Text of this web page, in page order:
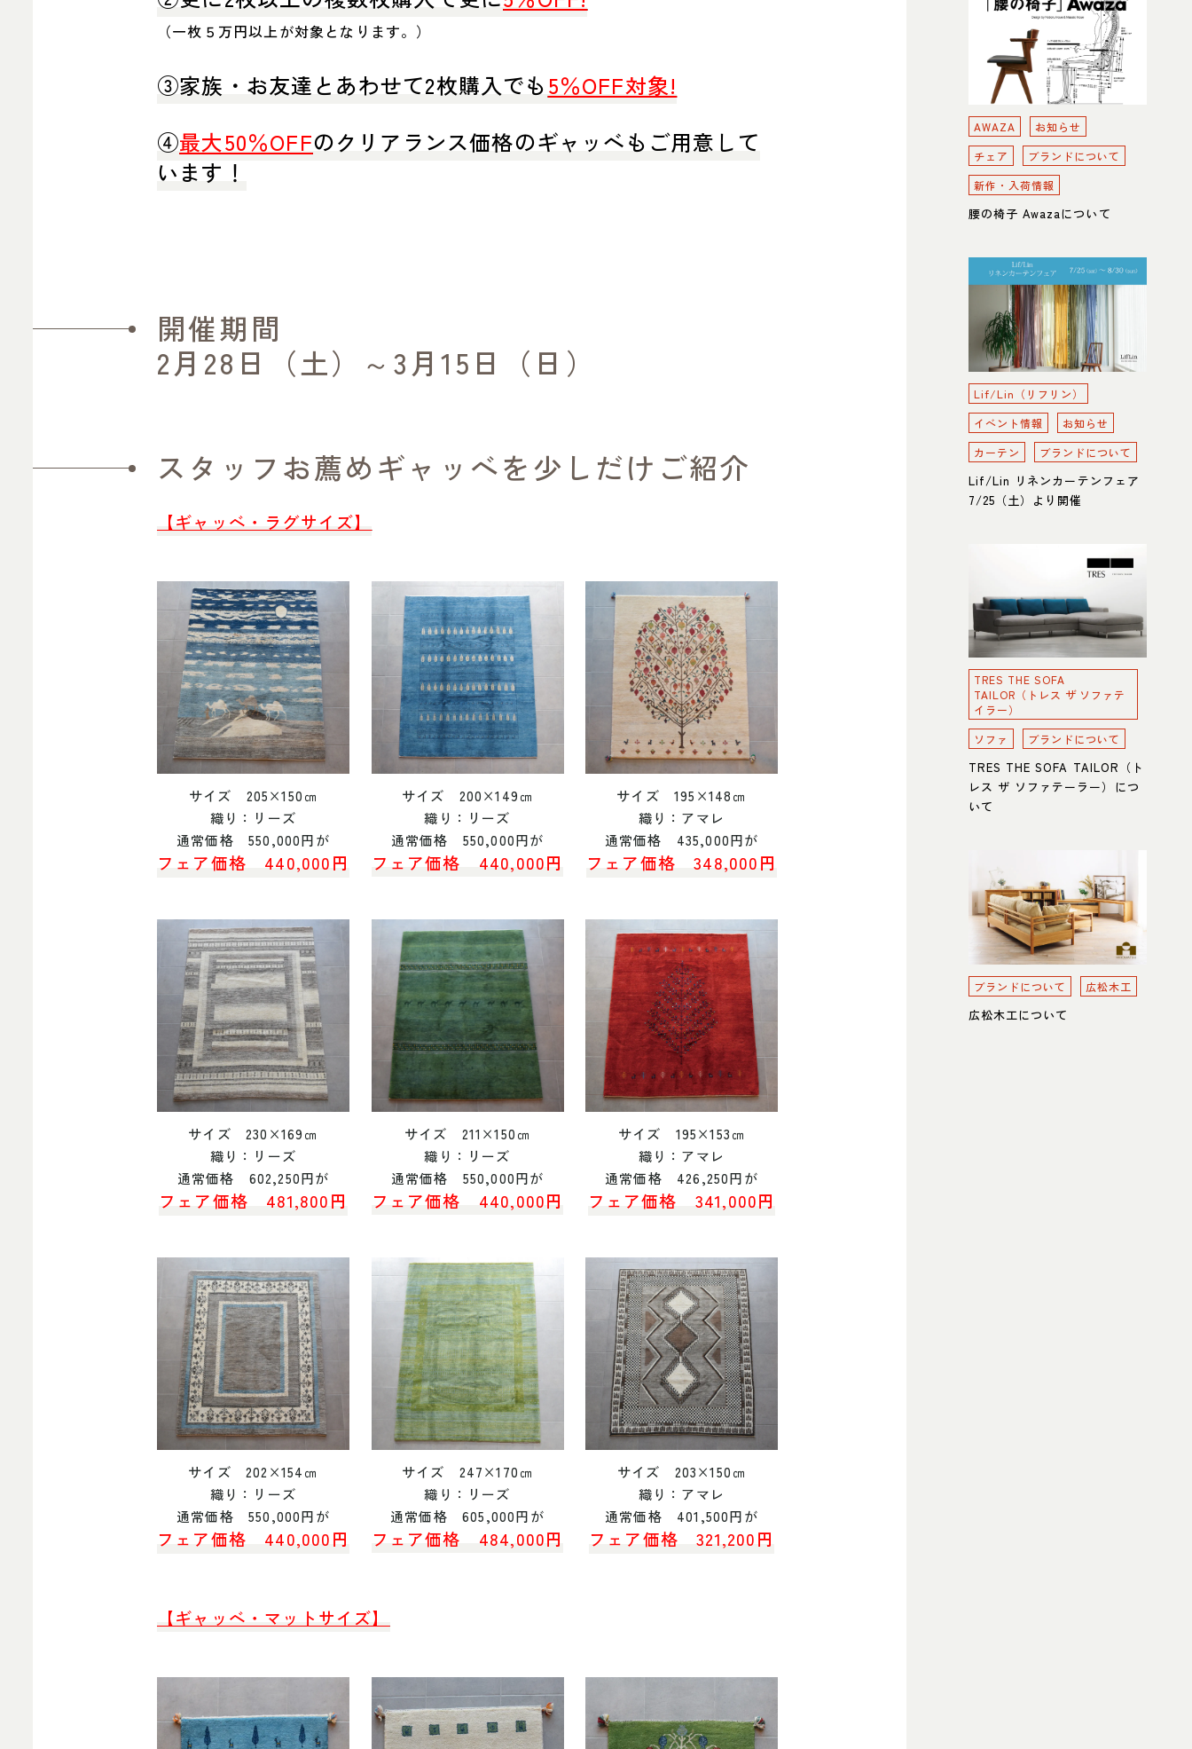
（一枚５万円以上が対象となります。）
③家族・お友達とあわせて2枚購入でも5％OFF対象!
④最大50％OFFのクリアランス価格のギャッベもご用意して
います！
開催期間
2月28日（土）～3月15日（日）
スタッフお薦めギャッベを少しだけご紹介
【ギャッベ・ラグサイズ】
サイズ 205×150㎝
織り：リーズ
通常価格 550,000円が
フェア価格 440,000円
サイズ 200×149㎝
織り：リーズ
通常価格 550,000円が
フェア価格 440,000円
サイズ 195×148㎝
織り：アマレ
通常価格 435,000円が
フェア価格 348,000円
サイズ 230×169㎝
織り：リーズ
通常価格 602,250円が
フェア価格 481,800円
サイズ 211×150㎝
織り：リーズ
通常価格 550,000円が
フェア価格 440,000円
サイズ 195×153㎝
織り：アマレ
通常価格 426,250円が
フェア価格 341,000円
サイズ 202×154㎝
織り：リーズ
通常価格 550,000円が
フェア価格 440,000円
サイズ 247×170㎝
織り：リーズ
通常価格 605,000円が
フェア価格 484,000円
サイズ 203×150㎝
織り：アマレ
通常価格 401,500円が
フェア価格 321,200円
【ギャッベ・マットサイズ】
AWAZA
お知らせ
チェア
ブランドについて
新作・入荷情報
腰の椅子 Awazaについて
Lif/Lin（リフリン）
イベント情報
お知らせ
カーテン
ブランドについて
Lif/Lin リネンカーテンフェア
7/25（土）より開催
TRES THE SOFA
TAILOR（トレス ザ ソファテ
イラー）
ソファ
ブランドについて
TRES THE SOFA TAILOR（ト
レス ザ ソファテーラー）につ
いて
ブランドについて 広松木工
広松木工について